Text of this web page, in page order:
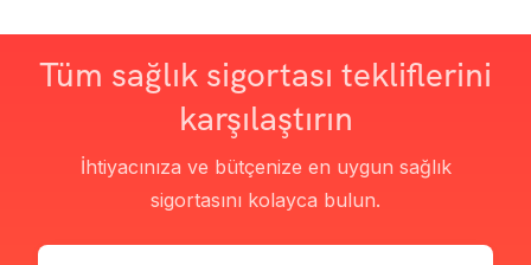
Tüm sağlık sigortası tekliflerini
karşılaştırın
İhtiyacınıza ve bütçenize en uygun sağlık
sigortasını kolayca bulun.